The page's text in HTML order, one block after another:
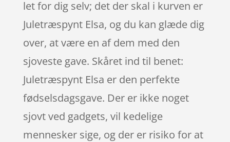
let for dig selv; det der skal i kurven er
Juletræspynt Elsa, og du kan glæde dig
over, at være en af dem med den
sjoveste gave. Skåret ind til benet:
Juletræspynt Elsa er den perfekte
fødselsdagsgave. Der er ikke noget
sjovt ved gadgets, vil kedelige
mennesker sige, og der er risiko for at